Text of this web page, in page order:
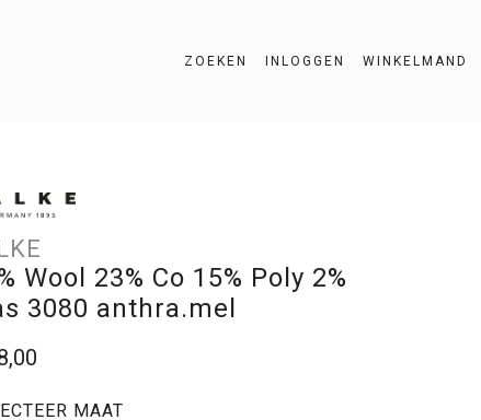
ZOEKEN INLOGGEN WINKELMAND
Wool 23% Co 15% Poly 2%
3080 anthra.mel
MAAT